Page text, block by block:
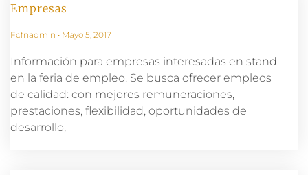
Empresas
Fcfnadmin Mayo 5, 2017
Información para empresas interesadas en stand
en la feria de empleo. Se busca ofrecer empleos
de calidad: con mejores remuneraciones,
prestaciones, flexibilidad, oportunidades de
desarrollo,